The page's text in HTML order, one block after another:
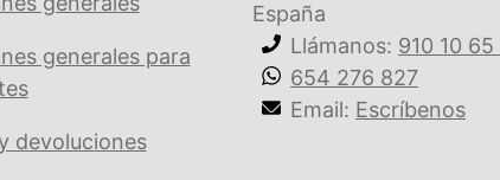
generales para
devoluciones
España
Llámanos: 910 10 65
654 276 827
Email: Escríbenos